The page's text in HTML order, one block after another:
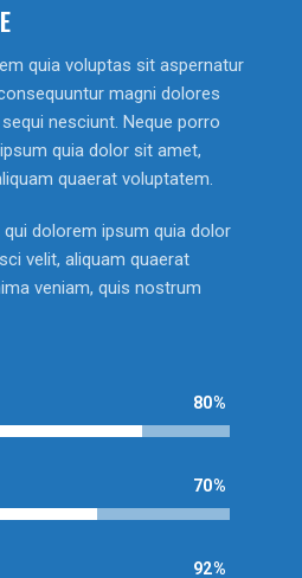
quia voluptas sit aspernatur
magni dolores
nesciunt. Neque porro
quia dolor sit amet,
quaerat voluptatem.
dolorem ipsum quia dolor
velit, aliquam quaerat
veniam, quis nostrum
80%
70%
92%